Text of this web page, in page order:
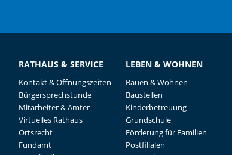
RATHAUS & SERVICE
Kontakt & Öffnungszeiten
Bürgersprechstunde
Mitarbeiter & Ämter
Virtuelles Rathaus
Ortsrecht
Fundamt
LEBEN & WOHNEN
Bauen & Wohnen
Baustellen
Kinderbetreuung
Grundschule
Förderung für Familien
Postfilialen